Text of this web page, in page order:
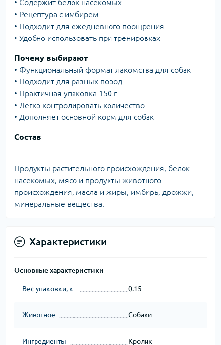
• Содержит белок насекомых
• Рецептура с имбирем
• Подходит для ежедневного поощрения
• Удобно использовать при тренировках
Почему выбирают
• Функциональный формат лакомства для собак
• Подходит для разных пород
• Практичная упаковка 150 г
• Легко контролировать количество
• Дополняет основной корм для собак
Состав
Продукты растительного происхождения, белок
насекомых, мясо и продукты животного
происхождения, масла и жиры, имбирь, дрожжи,
минеральные вещества.
Характеристики
Основные характеристики
Вес упаковки, кг 0.15
Животное Собаки
Ингредиенты Кролик